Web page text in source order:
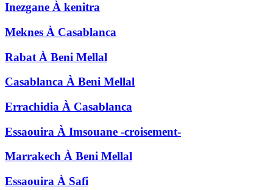
Inezgane À kenitra
Meknes À Casablanca
Rabat À Beni Mellal
Casablanca À Beni Mellal
Errachidia À Casablanca
Essaouira À Imsouane -croisement-
Marrakech À Beni Mellal
Essaouira À Safi